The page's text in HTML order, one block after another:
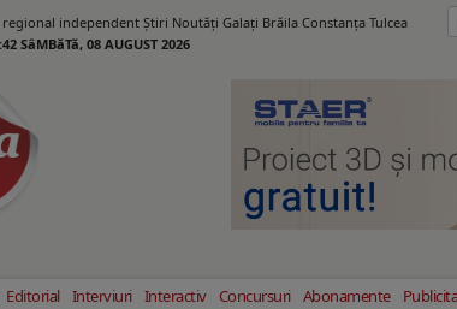
independent Știri Noutăți Galaţi Brăila Constanţa Tulcea
SâMBăTă, 08 AUGUST 2026
Editorial Interviuri Interactiv Concursuri Abonamente